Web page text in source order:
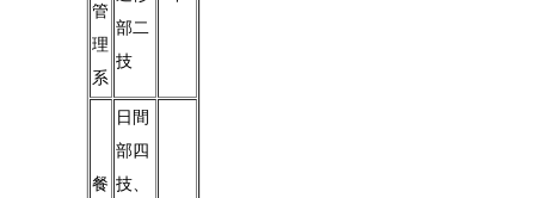
管
理
系
部二
技
餐
日間
部四
技、